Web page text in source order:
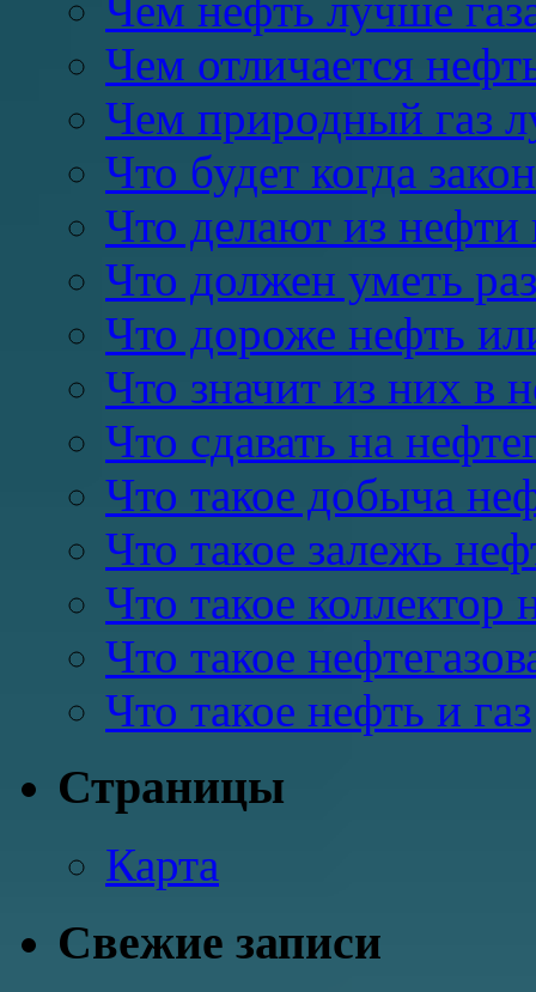
Чем отличается
Чем природный газ
Что будет когда
Что делают из нефти
Что должен уметь
Что дороже нефть
Что значит из них в
Что сдавать на
Что такое добыча
Что такое залежь
Что такое коллектор
Что такое
Что такое нефть и газ
Страницы
Карта
Свежие записи